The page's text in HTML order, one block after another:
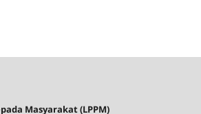
Masyarakat (LPPM)